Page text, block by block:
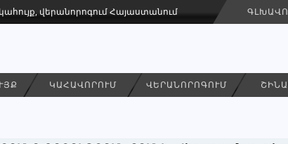
վերանորոգում Հայաստանում
ԿԱՀԱՎՈՐՈՒՄ ՎԵՐԱՆՈՐՈԳՈՒՄ